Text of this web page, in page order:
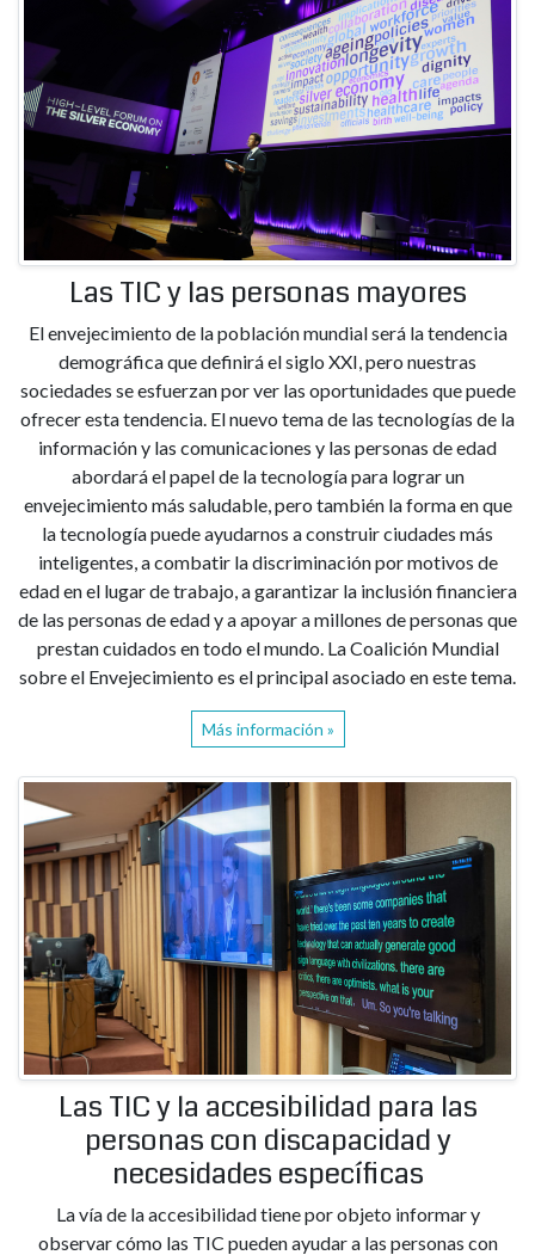
Las TIC y las personas mayores
El envejecimiento de la población mundial será la tendencia
demográfica que definirá el siglo XXI, pero nuestras
sociedades se esfuerzan por ver las oportunidades que puede
ofrecer esta tendencia. El nuevo tema de las tecnologías de la
información y las comunicaciones y las personas de edad
abordará el papel de la tecnología para lograr un
envejecimiento más saludable, pero también la forma en que
la tecnología puede ayudarnos a construir ciudades más
inteligentes, a combatir la discriminación por motivos de
edad en el lugar de trabajo, a garantizar la inclusión financiera
de las personas de edad y a apoyar a millones de personas que
prestan cuidados en todo el mundo. La Coalición Mundial
sobre el Envejecimiento es el principal asociado en este tema.
Más información »
Las TIC y la accesibilidad para las
personas con discapacidad y
necesidades específicas
La vía de la accesibilidad tiene por objeto informar y
observar cómo las TIC pueden ayudar a las personas con